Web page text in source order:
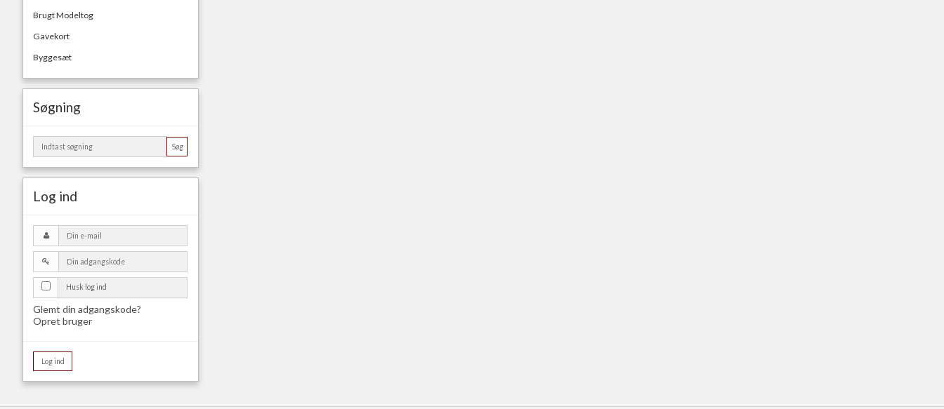
Brugt Modeltog
Gavekort
Byggesæt
Søgning
Søg
Log ind
Husk log ind
Glemt din adgangskode?
Opret bruger
Log ind